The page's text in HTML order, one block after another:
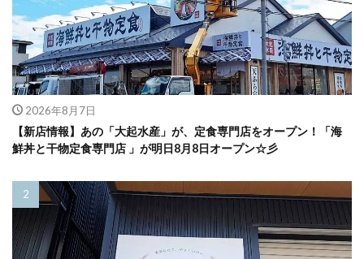
2026年8月7日
【新店情報】あの「大起水産」が、定食専門店をオープン！「海
鮮丼と干物定食専門店 」が明日8月8日オープン☆彡